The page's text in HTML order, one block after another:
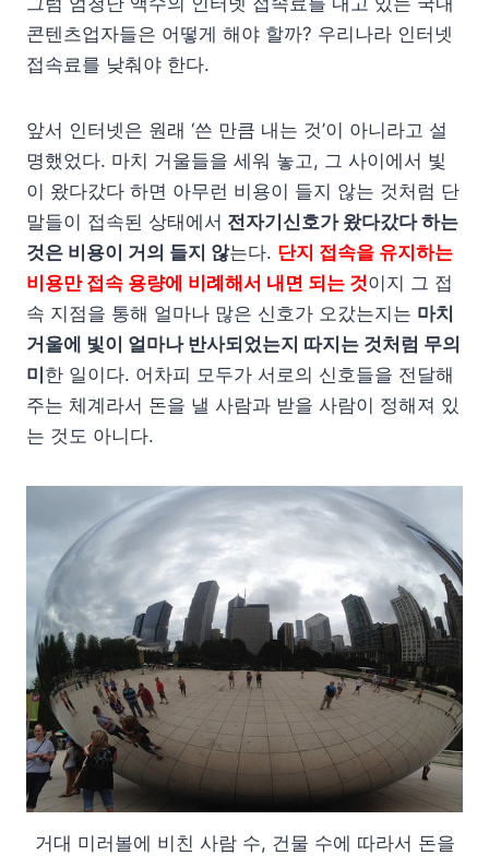
콘텐츠업자들은 어떻게 해야 할까? 우리나라 인터넷
접속료를 낮춰야 한다.
앞서 인터넷은 원래 ‘쓴 만큼 내는 것’이 아니라고 설
명했었다. 마치 거울들을 세워 놓고, 그 사이에서 빛
이 왔다갔다 하면 아무런 비용이 들지 않는 것처럼 단
말들이 접속된 상태에서 전자기신호가 왔다갔다 하는
것은 비용이 거의 들지 않는다. 단지 접속을 유지하는
비용만 접속 용량에 비례해서 내면 되는 것이지 그 접
속 지점을 통해 얼마나 많은 신호가 오갔는지는 마치
거울에 빛이 얼마나 반사되었는지 따지는 것처럼 무의
미한 일이다. 어차피 모두가 서로의 신호들을 전달해
주는 체계라서 돈을 낼 사람과 받을 사람이 정해져 있
는 것도 아니다.
거대 미러볼에 비친 사람 수, 건물 수에 따라서 돈을